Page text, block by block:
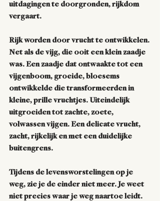
uitdagingen te doorgronden, rijkdom
vergaart.
Rijk worden door vrucht te ontwikkelen.
Net als de vijg, die ooit een klein zaadje
was. Een zaadje dat ontwaakte tot een
vijgenboom, groeide, bloesems
ontwikkelde die transformeerden in
kleine, prille vruchtjes. Uiteindelijk
uitgroeiden tot zachte, zoete,
volwassen vijgen. Een delicate vrucht,
zacht, rijkelijk en met een duidelijke
buitengrens.
Tijdens de levensworstelingen op je
weg, zie je de einder niet meer. Je weet
niet precies waar je weg naartoe leidt.